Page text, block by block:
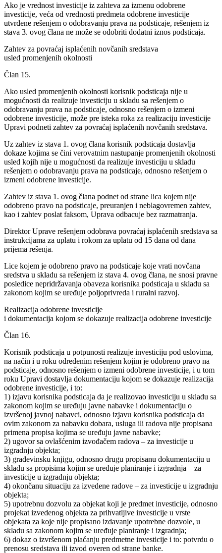
Ako je vrednost investicije iz zahteva za izmenu odobrene
investicije, veća od vrednosti predmeta odobrene investicije
utvrđene rešenjem o odobravanju prava na podsticaje, rešenjem iz
stava 3. ovog člana ne može se odobriti dodatni iznos podsticaja.
Zahtev za povraćaj isplaćenih novčanih sredstava
usled promenjenih okolnosti
Član 15.
Ako usled promenjenih okolnosti korisnik podsticaja nije u
mogućnosti da realizuje investiciju u skladu sa rešenjem o
odobravanju prava na podsticaje, odnosno rešenjem o izmeni
odobrene investicije, može pre isteka roka za realizaciju investicije
Upravi podneti zahtev za povraćaj isplaćenih novčanih sredstava.
Uz zahtev iz stava 1. ovog člana korisnik podsticaja dostavlja
dokaze kojima se čini verovatnim nastupanje promenjenih okolnosti
usled kojih nije u mogućnosti da realizuje investiciju u skladu
rešenjem o odobravanju prava na podsticaje, odnosno rešenjem o
izmeni odobrene investicije.
Zahtev iz stava 1. ovog člana podnet od strane lica kojem nije
odobreno pravo na podsticaje, preuranjen i neblagovremen zahtev,
kao i zahtev poslat faksom, Uprava odbacuje bez razmatranja.
Direktor Uprave rešenjem odobrava povraćaj isplaćenih sredstava sa
instrukcijama za uplatu i rokom za uplatu od 15 dana od dana
prijema rešenja.
Lice kojem je odobreno pravo na podsticaje koje vrati novčana
sredstva u skladu sa rešenjem iz stava 4. ovog člana, ne snosi pravne
posledice nepridržavanja obaveza korisnika podsticaja u skladu sa
zakonom kojim se uređuje poljoprivreda i ruralni razvoj.
Realizacija odobrene investicije
i dokumentacija kojom se dokazuje realizacija odobrene investicije
Član 16.
Korisnik podsticaja u potpunosti realizuje investiciju pod uslovima,
na način i u roku određenim rešenjem kojim je odobreno pravo na
podsticaje, odnosno rešenjem o izmeni odobrene investicije, i u tom
roku Upravi dostavlja dokumentaciju kojom se dokazuje realizacija
odobrene investicije, i to:
1) izjavu korisnika podsticaja da je realizovao investiciju u skladu sa
zakonom kojim se uređuju javne nabavke i dokumentaciju o
izvršenoj javnoj nabavci, odnosno izjavu korisnika podsticaja da
ovim zakonom za nabavku dobara, usluga ili radova nije propisana
primena propisa kojima se uređuju javne nabavke;
2) ugovor sa ovlašćenim izvođačem radova – za investicije u
izgradnju objekta;
3) građevinsku knjigu, odnosno drugu propisanu dokumentaciju u
skladu sa propisima kojim se uređuje planiranje i izgradnja – za
investicije u izgradnju objekta;
4) okončanu situaciju za izvedene radove – za investicije u izgradnju
objekta;
5) upotrebnu dozvolu za objekat koji je predmet investicije, odnosno
projekat izvedenog objekta za prihvatljive investicije u vrste
objekata za koje nije propisano izdavanje upotrebne dozvole, u
skladu sa zakonom kojim se uređuje planiranje i izgradnja;
6) dokaz o izvršenom plaćanju predmetne investicije i to: potvrdu o
prenosu sredstava ili izvod overen od strane banke.